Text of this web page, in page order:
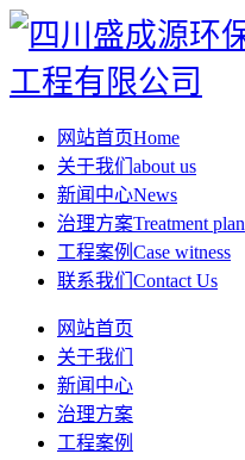
网站首页Home
关于我们 about us
新闻中心News
治理方案Treatment plan
工程案例 Case witness
联系我们 Contact Us
网站首页
关于我们
新闻中心
治理方案
工程案例